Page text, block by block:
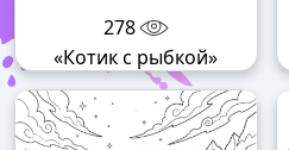
278
«Котик с рыбкой»